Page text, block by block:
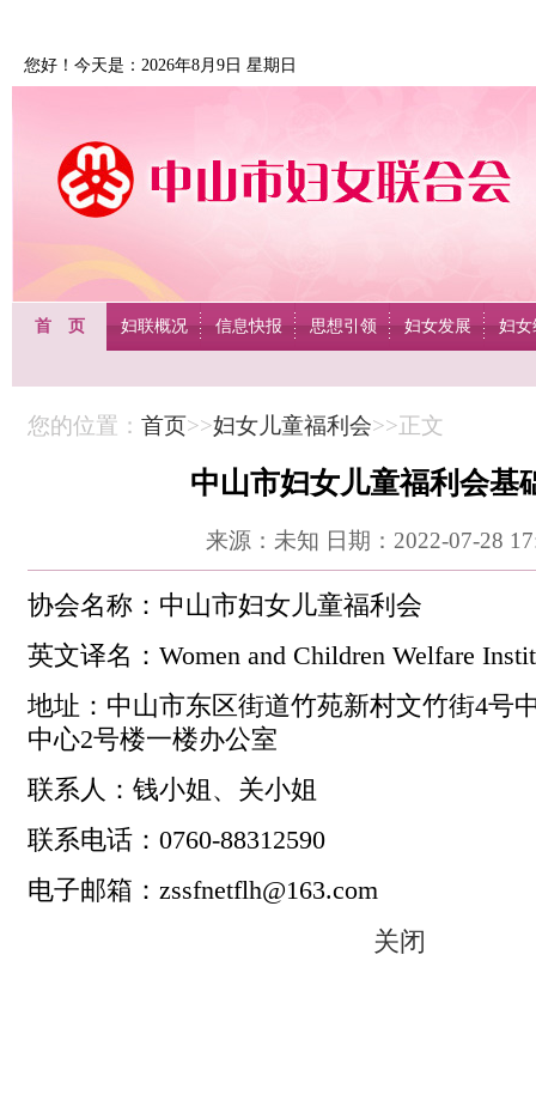
您好！今天是：2026年8月9日 星期日
首 页 妇联概况 信息快报 思想引领 妇女发展 妇女
您的位置： 首页>>妇女儿童福利会>>正文
中山市妇女儿童福利会基
来源：未知 日期：2022-07-28
协会名称：中山市妇女儿童福利会
英文译名 ： Women and Children Welfare
地址 ：中山市东区街道竹苑新村文竹街4号
中心2号楼一楼办公室
联系人：钱小姐、关小姐
联系电话 ： 0760-88312590
电子邮箱 ： zssfnetflh@163.com
关闭